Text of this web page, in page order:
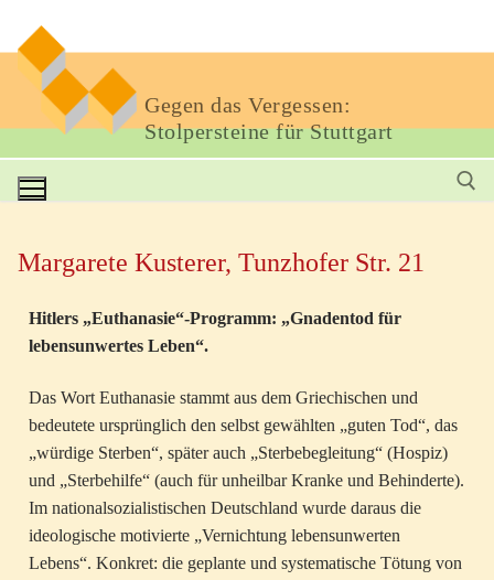
Gegen das Vergessen:
Stolpersteine für Stuttgart
Margarete Kusterer, Tunzhofer Str. 21
Hitlers „Euthanasie“-Programm: „Gnadentod für
lebensunwertes Leben“.
Das Wort Euthanasie stammt aus dem Griechischen und
bedeutete ursprünglich den selbst gewählten „guten Tod“, das
„würdige Sterben“, später auch „Sterbebegleitung“ (Hospiz)
und „Sterbehilfe“ (auch für unheilbar Kranke und Behinderte).
Im nationalsozialistischen Deutschland wurde daraus die
ideologische motivierte „Vernichtung lebensunwerten
Lebens“. Konkret: die geplante und systematische Tötung von